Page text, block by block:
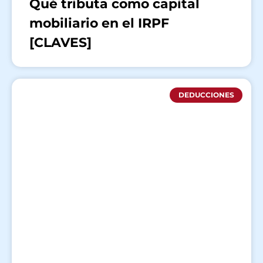
Qué tributa como capital
mobiliario en el IRPF
[CLAVES]
DEDUCCIONES